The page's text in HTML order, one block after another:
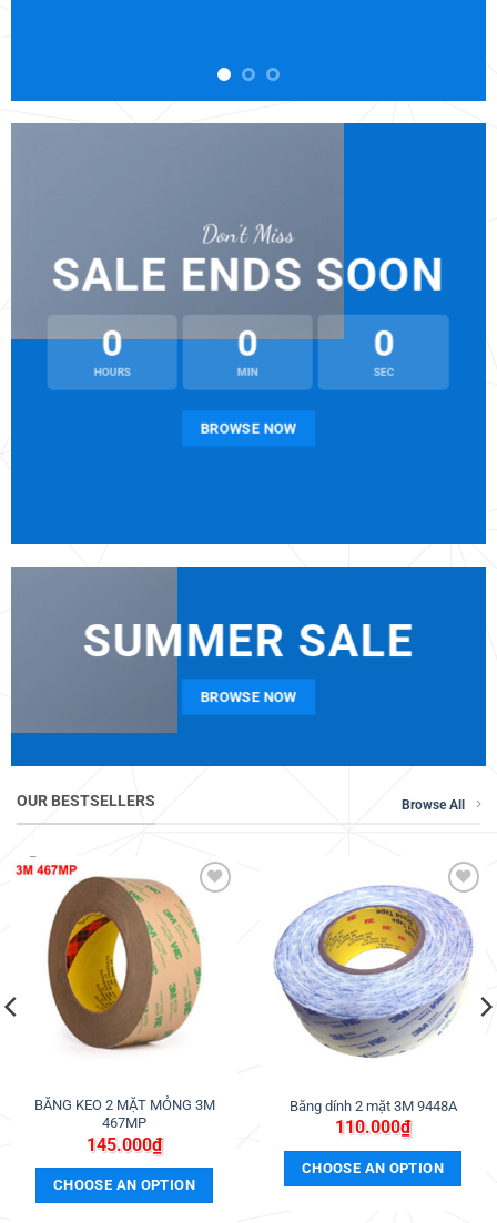
Don’t Miss
SALE ENDS SOON
0
HOURS
0
MIN
0
SEC
BROWSE NOW
SUMMER SALE
BROWSE NOW
OUR BESTSELLERS Browse All
thích
BĂNG KEO 2 MẶT MỎNG 3M
467MP
145.000₫
CHOOSE AN OPTION
Thêm
vào
ưa
thích
Băng dính 2 mặt 3M 9448A
110.000₫
CHOOSE AN OPTION